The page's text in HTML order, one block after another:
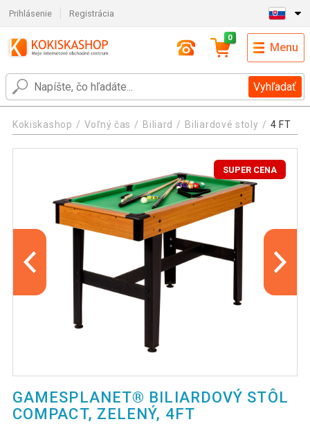
Prihlásenie Registrácia
Vyhľadať
0
Menu
Kokiskashop Voľný čas Biliard Biliardové stoly 4 FT
SUPER CENA
GAMESPLANET® BILIARDOVÝ STÔL
COMPACT, ZELENÝ, 4FT